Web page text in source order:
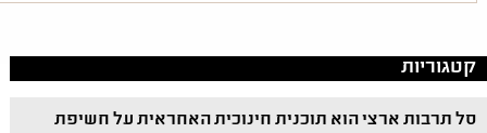
קטגוריות
סל תרבות ארצי הוא תוכנית חינוכית האחראית על חשיפת